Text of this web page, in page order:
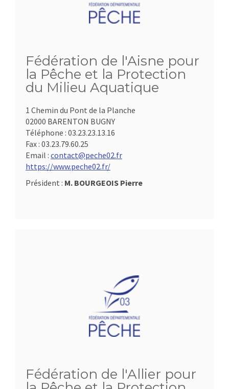
Fédération de l'Aisne pour
la Pêche et la Protection
du Milieu Aquatique
1 Chemin du Pont de la Planche
02000 BARENTON BUGNY
Téléphone : 03.23.23.13.16
Fax : 03.23.79.60.25
Email : contact@peche02.fr
https://www.peche02.fr/
Président : M. BOURGEOIS Pierre
Fédération de l'Allier pour